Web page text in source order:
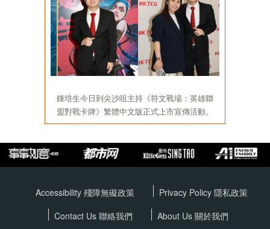
Accessibility 殘障無礙政策 Privacy Policy 隱私政策
Contact Us 聯絡我們
About Us 關於我們